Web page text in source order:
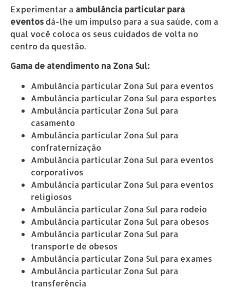
Experimentar a ambulância particular para
eventosdá-lhe um impulso para a sua saúde, com a
qual você coloca os seus cuidados de volta no
centro da questão.
Gama de atendimento na Zona Sul:
Ambulância particular Zona Sul para eventos
Ambulância particular Zona Sul para esportes
Ambulância particular Zona Sul para
casamento
Ambulância particular Zona Sul para
confraternização
Ambulância particular Zona Sul para eventos
corporativos
Ambulância particular Zona Sul para eventos
religiosos
Ambulância particular Zona Sul para rodeio
Ambulância particular Zona Sul para obesos
Ambulância particular Zona Sul para
transporte de obesos
Ambulância particular Zona Sul para exames
Ambulância particular Zona Sul para
transferência